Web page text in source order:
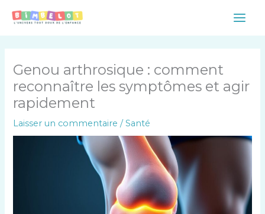
Main
Genou arthrosique : comment
reconnaître les symptômes et agir
rapidement
Laisser un commentaire /Santé